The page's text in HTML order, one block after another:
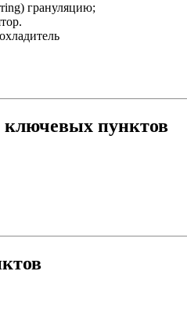
грануляцию;
ключевых пунктов